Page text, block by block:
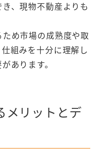
、現物不動産よりも
め市場の成熟度や取
組みを十分に理解し
あります。
メリットとデ